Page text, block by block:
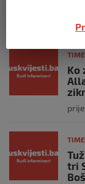
Ko
zikr
tri